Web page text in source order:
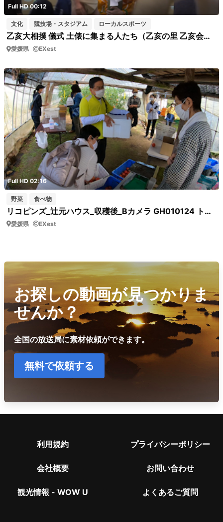
Full HD 00:12
文化 競技場・スタジアム ローカルスポーツ
乙亥大相撲 儀式 土俵に集まる人たち（乙亥の里 乙亥会館）短04
愛媛県 EXest
Full HD 02:16
野菜 食べ物
リコピンズ_辻元ハウス_収穫後_Bカメラ GH010124 トマトの選別と計量
愛媛県 EXest
お探しの動画が見つかりま
せんか？
全国の放送局に素材依頼ができます。
無料で依頼する
利用規約 プライバシーポリシー
会社概要 お問い合わせ
観光情報 - WOW U よくあるご質問